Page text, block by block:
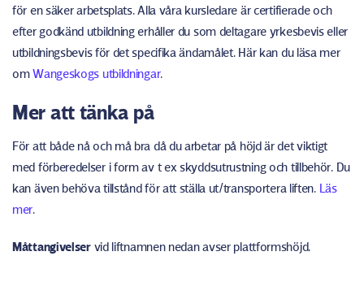
för en säker arbetsplats. Alla våra kursledare är certifierade och
efter godkänd utbildning erhåller du som deltagare yrkesbevis eller
utbildningsbevis för det specifika ändamålet. Här kan du läsa mer
omWangeskogs utbildningar.
Mer att tänka på
För att både nå och må bra då du arbetar på höjd är det viktigt
med förberedelser i form av t ex skyddsutrustning och tillbehör. Du
kan även behöva tillstånd för att ställa ut/transportera liften. Läs
mer.
Måttangivelservid liftnamnen nedan avser plattformshöjd.